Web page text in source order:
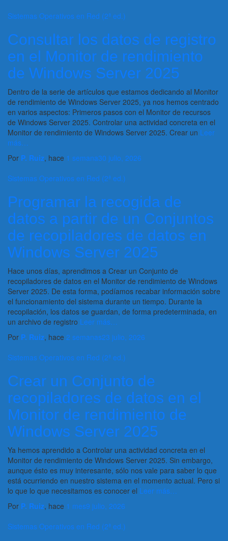
Sistemas Operativos en Red (2ª ed.)
Consultar los datos de registro
en el Monitor de rendimiento
de Windows Server 2025
Dentro de la serie de artículos que estamos dedicando al Monitor
de rendimiento de Windows Server 2025, ya nos hemos centrado
en varios aspectos: Primeros pasos con el Monitor de recursos
de Windows Server 2025. Controlar una actividad concreta en el
Monitor de rendimiento de Windows Server 2025. Crear un Leer
más…
Por P. Ruiz, hace 1 semana30 julio, 2026
Sistemas Operativos en Red (2ª ed.)
Programar la recogida de
datos a partir de un Conjuntos
de recopiladores de datos en
Windows Server 2025
Hace unos días, aprendimos a Crear un Conjunto de
recopiladores de datos en el Monitor de rendimiento de Windows
Server 2025. De esta forma, podíamos recabar información sobre
el funcionamiento del sistema durante un tiempo. Durante la
recopilación, los datos se guardan, de forma predeterminada, en
un archivo de registro Leer más…
Por P. Ruiz, hace 2 semanas23 julio, 2026
Sistemas Operativos en Red (2ª ed.)
Crear un Conjunto de
recopiladores de datos en el
Monitor de rendimiento de
Windows Server 2025
Ya hemos aprendido a Controlar una actividad concreta en el
Monitor de rendimiento de Windows Server 2025. Sin embargo,
aunque ésto es muy interesante, sólo nos vale para saber lo que
está ocurriendo en nuestro sistema en el momento actual. Pero si
lo que lo que necesitamos es conocer el Leer más…
Por P. Ruiz, hace 1 mes9 julio, 2026
Sistemas Operativos en Red (2ª ed.)